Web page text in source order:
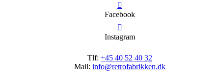
Facebook
Instagram
Tlf: +45 40 52 40 32
Mail: info@retrofabrikken.dk